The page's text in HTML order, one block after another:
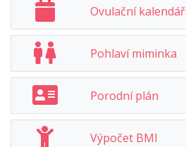
Ovulační kalendář
Pohlaví miminka
Porodní plán
Výpočet BMI